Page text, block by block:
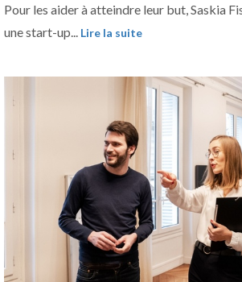
Pour les aider à atteindre leur but, Saskia
une start-up...
Lire la suite